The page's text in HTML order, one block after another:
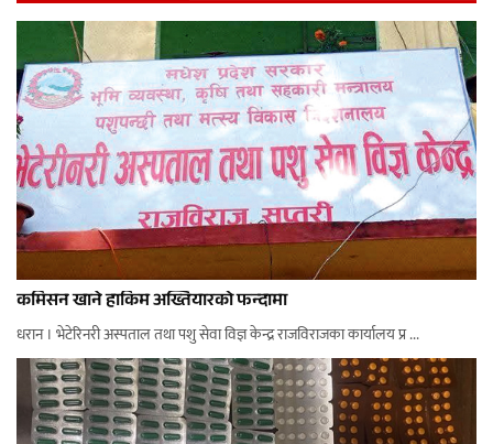
कमिसन खाने हाकिम अख्तियारको फन्दामा
धरान । भेटेरिनरी अस्पताल तथा पशु सेवा विज्ञ केन्द्र राजविराजका कार्यालय प्र ...